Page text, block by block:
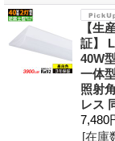
【生
証】
40W
一体
照射
レス
7,480
[在庫